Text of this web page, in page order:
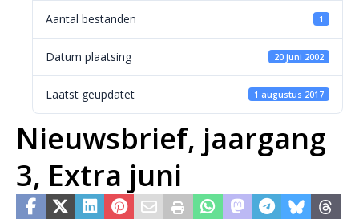
Aantal bestanden 1
Datum plaatsing 20 juni 2002
Laatst geüpdatet 1 augustus 2017
Nieuwsbrief, jaargang
3, Extra juni